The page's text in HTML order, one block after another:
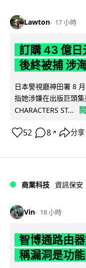
Lawton 17 小時
訂購 43 億日
後終被捕 涉
日本警視廳神田署 8
指她涉嫌在出版巨頭
CHARACTERS ST...
52 8 ↗ 分享
商業科技 資訊保安
Vin 18 小時
智博通路由
稱漏洞是功